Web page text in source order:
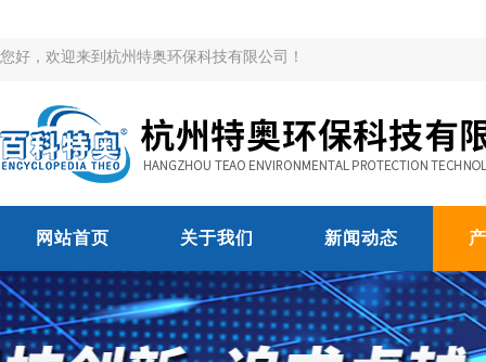
您好，欢迎来到杭州特奥环保科技有限公司！
网站首页 关于我们 新闻动态